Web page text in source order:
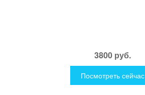
3800 руб.
Посмотреть сейчас